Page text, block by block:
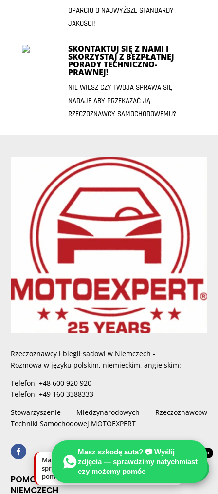
OPARCIU O NAJWYŻSZE STANDARDY
JAKOŚCI!
SKONTAKTUJ SIĘ Z NAMI I
SKORZYSTAJ Z BEZPŁATNEJ
PORADY TECHNICZNO-
PRAWNEJ!
NIE WIESZ CZY TWOJA SPRAWA SIĘ
NADAJE ABY PRZEKAZAĆ JĄ
RZECZOZNAWCY SAMOCHODOWEMU?
Rzeczoznawcy i biegli sadowi w Niemczech -
Rozmowa w języku polskim, niemieckim, angielskim:
Telefon: +48 600 920 920
Telefon: +49 160 3388333
Stowarzyszenie Miedzynarodowych Rzeczoznawców
Techniki Samochodowej MOTOEXPERT
POMOC RZECZOZNAWCY PO KOLIZJI W
NIEMCZECH
Masz szkodę auta? 📷 Wyślij
zdjęcia — sprawdzimy natychmiast
czy możemy pomóc
×
Masz szkodę auta? Wyślij zdjęcia —
sprawdzimy natychmiast, czy możemy
pomóc.